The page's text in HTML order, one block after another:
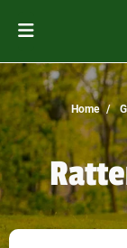
Home